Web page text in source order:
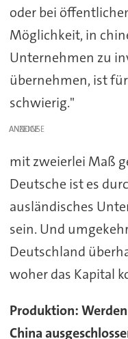
oder bei
Möglichkeit, in
Unternehmen zu
übernehmen, ist
schwierig."
ANZEIGE
mit zweierlei Maß
Deutsche ist es
ausländisches
sein. Und
Deutschland
woher das Kapital
Produktion:
China